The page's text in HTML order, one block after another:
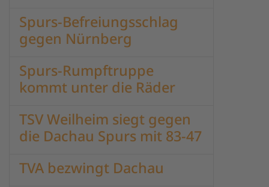
Spurs-Befreiungsschlag
gegen Nürnberg
Spurs-Rumpftruppe
kommt unter die Räder
TSV Weilheim siegt gegen
die Dachau Spurs mit 83-47
TVA bezwingt Dachau